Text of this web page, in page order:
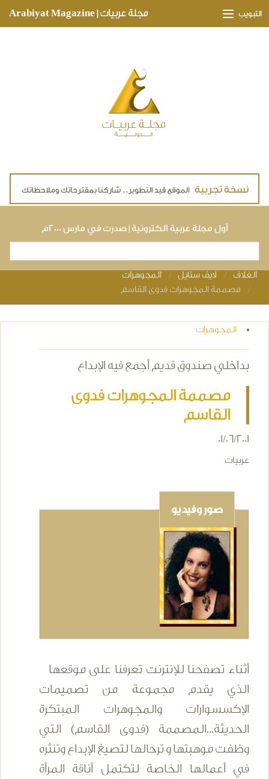
مجلة عربيات | Arabiyat Magazine التبويب
أول مجلة عربية الكترونية | صدرت في مارس ٢٠٠٠م
You are here
الغلاف لايف ستايل
المجوهرات
مصممة المجوهرات فدوى القاسم
المجوهرات
بداخلي صندوق قديم أجمع فيه الإبداع
مصممة المجوهرات فدوى
القاسم
01/06/2001
عربيات
صور وفيديو
أثناء تصفحنا للإنترنت تعرفنا على موقعها
الذي يقدم مجموعة من تصميمات
الإكسسوارات والمجوهرات المبتكرة
الحديثة...المصممة (فدوى القاسم) التي
وظفت موهبتها و ترحالها لتصيغ الإبداع وتنثره
في أعمالها الخاصة لتكتمل أناقة المرأة